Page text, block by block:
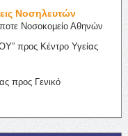
Νοσηλευτών
Νοσοκομείο Αθηνών
προς Κέντρο Υγείας
προς Γενικό